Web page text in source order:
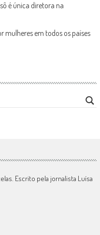
é única diretora na
mulheres em todos os países
Escrito pela jornalista Luísa